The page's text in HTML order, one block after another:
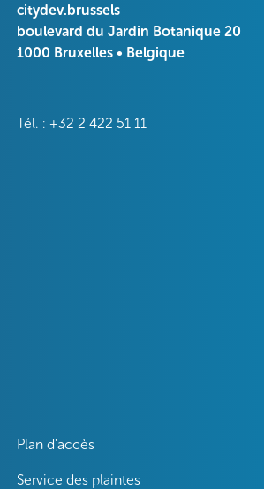
citydev.brussels
boulevard du Jardin Botanique 20
1000 Bruxelles • Belgique
Tél. : +32 2 422 51 11
Plan d'accès
Service des plaintes